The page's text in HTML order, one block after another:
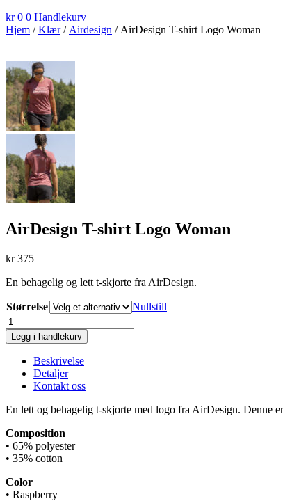
kr0 0 Handlekurv
Hjem /Klær/ Airdesign / AirDesign T-shirt Logo Woman
AirDesign T-shirt Logo Woman
kr375
En behagelig og lett t-skjorte fra AirDesign.
Størrelse
Nullstill
AirDesign
T-
shirt
Logo
Woman
antall
Legg i handlekurv
Beskrivelse
Detaljer
Kontakt oss
En lett og behagelig t-skjorte med logo fra AirDesign. Denne
Composition
• 65% polyester
• 35% cotton
Color
• Raspberry